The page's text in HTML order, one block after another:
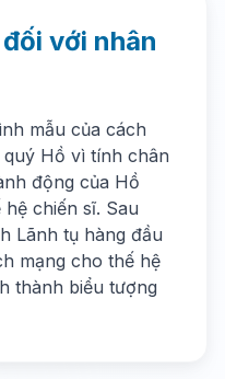
với nhân
mẫu của cách
quý Hồ vì tính chân
động của Hồ
chiến sĩ. Sau
Lãnh tụ hàng đầu
mạng cho thế hệ
thành biểu tượng